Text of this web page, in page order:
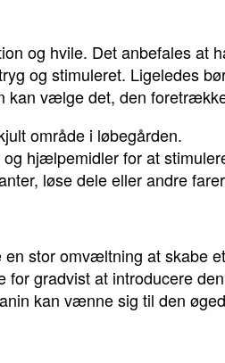
og hvile. Det anbefales at
og stimuleret. Ligeledes
kan vælge det, den
område i løbegården.
hjælpemidler for at
løse dele eller andre
stor omvæltning at skabe
gradvist at introducere
kan vænne sig til den